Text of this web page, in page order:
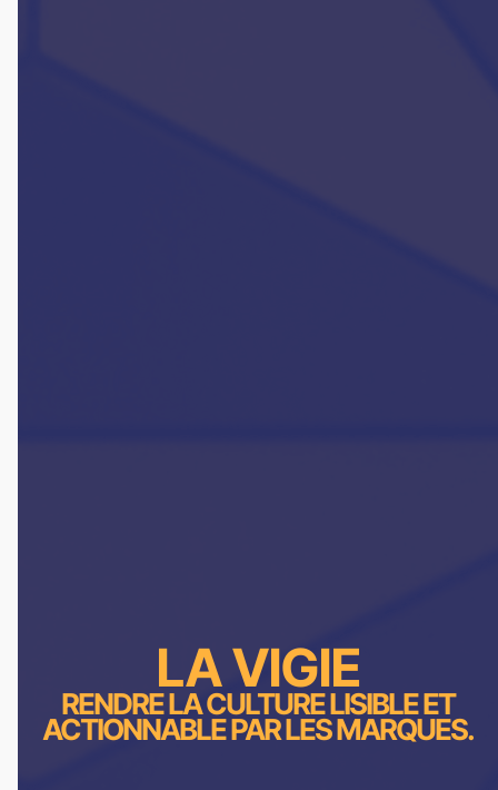
LA VIGIE
RENDRE LA CULTURE LISIBLE ET
ACTIONNABLE PAR LES MARQUES.